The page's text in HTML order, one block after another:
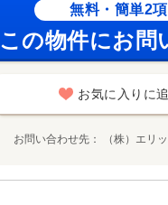
無料・簡単2項
この物件にお問
お気に入りに
お問い合わせ先 （株）エリ